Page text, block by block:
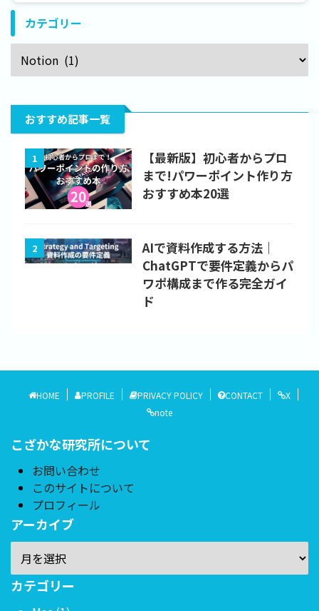
カテゴリー
おすすめ記事一覧
1
【最新版】初心者からプロ
まで!パワーポイント作り方
おすすめ本20選
2
AIで資料作成する方法｜
ChatGPTで要件定義からパ
ワポ構成まで作る完全ガイ
ド
HOME PROFILE PRIVACY POLICY CONTACT
X
note
こざかな研究所について
お問い合わせ
このサイトについて
プロフィール
アーカイブ
カテゴリー